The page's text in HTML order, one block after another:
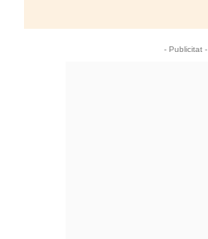
- Publicitat -